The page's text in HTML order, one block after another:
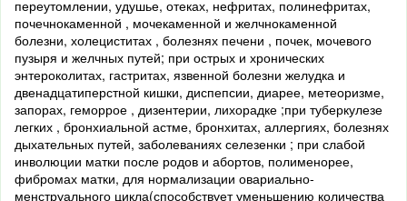
переутомлении, удушье, отеках, нефритах, полинефритах,
почечнокаменной , мочекаменной и желчнокаменной
болезни, холециститах , болезнях печени , почек, мочевого
пузыря и желчных путей; при острых и хронических
энтероколитах, гастритах, язвенной болезни желудка и
двенадцатиперстной кишки, диспепсии, диарее, метеоризме,
запорах, геморрое , дизентерии, лихорадке ;при туберкулезе
легких , бронхиальной астме, бронхитах, аллергиях, болезнях
дыхательных путей, заболеваниях селезенки ; при слабой
инволюции матки после родов и абортов, полименорее,
фибромах матки, для нормализации овариально-
менструального цикла(способствует уменьшению количества